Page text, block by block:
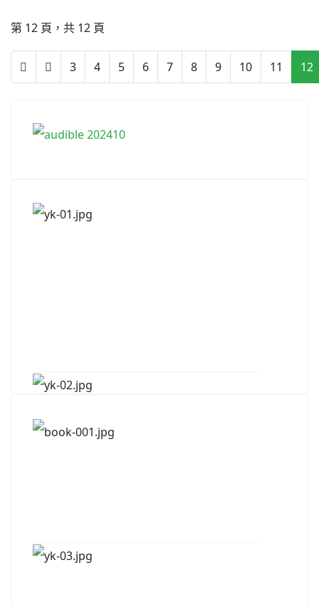
第 12 頁，共 12 頁
3 4 5 6 7 8 9 10 11 12